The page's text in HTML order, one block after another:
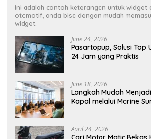
Ini adalah contoh keterangan untuk widget
otomotif, anda bisa dengan mudah
widget.
June 24, 2026
Pasartopup, Solusi Top
24 Jam yang Praktis
June 18, 2026
Langkah Mudah
Kapal melalui Marine
April 24, 2026
Cari Motor Matic Bekas